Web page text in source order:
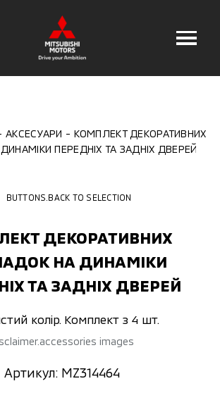
АКСЕСУАРИ
КОМПЛЕКТ ДЕКОРАТИВНИХ
ПЕРЕДНІХ ТА ЗАДНІХ ДВЕРЕЙ
BUTTONS.BACK TO SELECTION
ДЕКОРАТИВНИХ
НА ДИНАМІКИ
ТА ЗАДНІХ ДВЕРЕЙ
колір. Комплект з 4 шт.
images
Артикул: MZ314464